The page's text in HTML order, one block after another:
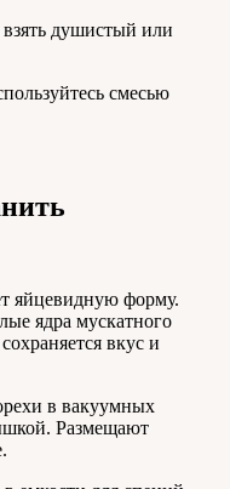
душистый или
смесью
яйцевидную форму.
ядра мускатного
вкус и
в вакуумных
Размещают